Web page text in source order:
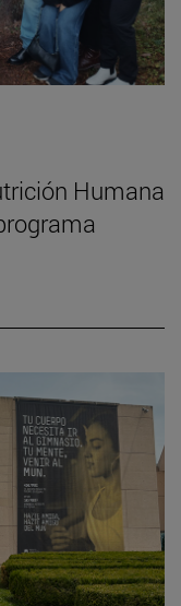
Humana